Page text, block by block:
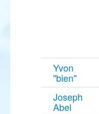
Yvon
"bien"
Joseph
Abel